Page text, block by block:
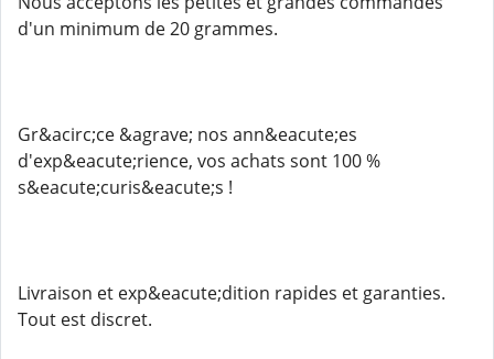
d'un minimum de 20 grammes.
Gr&acirc;ce &agrave; nos ann&eacute;es
d'exp&eacute;rience, vos achats sont 100 %
s&eacute;curis&eacute;s !
Livraison et exp&eacute;dition rapides et garanties.
Tout est discret.